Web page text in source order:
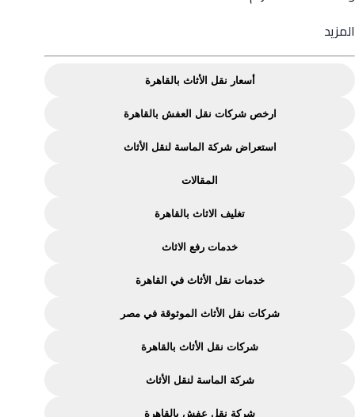
المزيد
أسعار نقل الأثاث بالقاهرة
ارخص شركات نقل العفش بالقاهرة
استعراض شركة الماسة لنقل الأثاث
المقالات
تغليف الاثاث بالقاهرة
خدمات رفع الاثاث
خدمات نقل الأثاث في القاهرة
شركات نقل الأثاث الموثوقة في مصر
شركات نقل الأثاث بالقاهرة
شركة الماسة لنقل الأثاث
شركة نقل عفش بالقاهرة